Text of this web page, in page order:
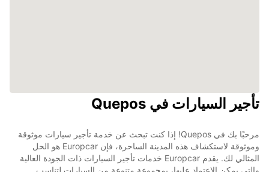
تأجير السيارات في Quepos
مرحبًا بك في Quepos! إذا كنت تبحث عن خدمة تأجير سيارات موثوقة
وموثوقة لاستكشاف هذه المدينة الساحرة، فإن Europcar هو الحل
المثالي لك. يقدم Europcar خدمات تأجير السيارات ذات الجودة العالية
والتي يمكن الاعتماد عليها، بمجموعة متنوعة من السيارات لتناسب